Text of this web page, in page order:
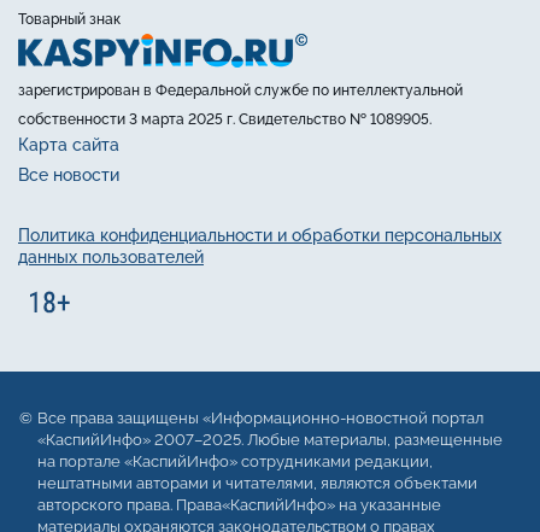
Товарный знак
зарегистрирован в Федеральной службе по интеллектуальной
собственности 3 марта 2025 г. Свидетельство № 1089905.
Карта сайта
Все новости
Политика конфиденциальности и обработки персональных
данных пользователей
Все права защищены «Информационно-новостной портал
«КаспийИнфо» 2007–2025. Любые материалы, размещенные
на портале «КаспийИнфо» сотрудниками редакции,
нештатными авторами и читателями, являются объектами
авторского права. Права«КаспийИнфо» на указанные
материалы охраняются законодательством о правах